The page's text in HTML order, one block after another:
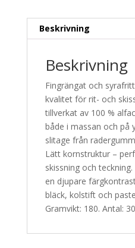
Beskrivning
Beskrivning
Fingrängat och
kvalitet för rit- och
tillverkat av 100 %
både i massan och på
slitage från
Lätt kornstruktur –
skissning och
en djupare
bläck, kolstift och
Gramvikt: 180. Antal: